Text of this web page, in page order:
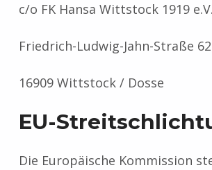
c/o FK Hansa Wittstock 1919 e.V.
Friedrich-Ludwig-Jahn-Straße 62
16909 Wittstock / Dosse
EU-
Die Europäische Kommission